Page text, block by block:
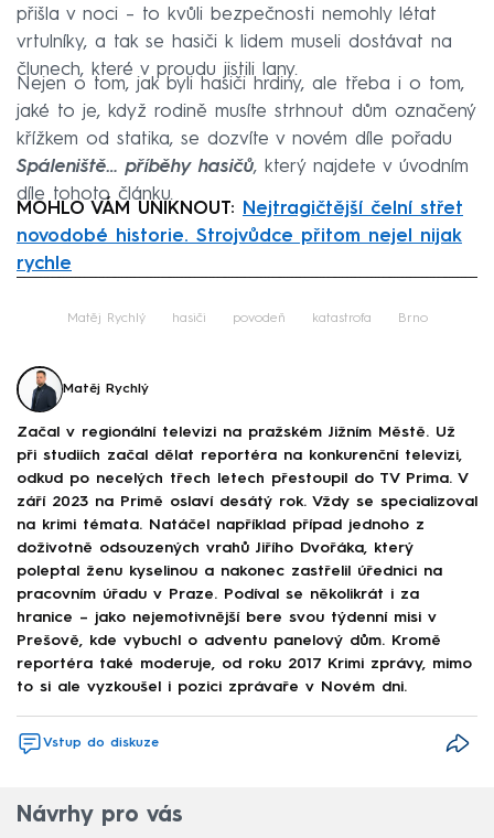
přišla v noci – to kvůli bezpečnosti nemohly létat
vrtulníky, a tak se hasiči k lidem museli dostávat na
člunech, které v proudu jistili lany.
Nejen o tom, jak byli hasiči hrdiny, ale třeba i o tom,
jaké to je, když rodině musíte strhnout dům označený
křížkem od statika, se dozvíte v novém díle pořadu
Spáleniště… příběhy hasičů, který najdete v úvodním
díle tohoto článku.
MOHLO VÁM UNIKNOUT:
Nejtragičtější čelní střet
novodobé historie. Strojvůdce přitom nejel nijak
rychle
Matěj Rychlý hasiči povodeň katastrofa Brno
Matěj Rychlý
Začal v regionální televizi na pražském Jižním Městě. Už
při studiích začal dělat reportéra na konkurenční televizi,
odkud po necelých třech letech přestoupil do TV Prima. V
září 2023 na Primě oslaví desátý rok. Vždy se specializoval
na krimi témata. Natáčel například případ jednoho z
doživotně odsouzených vrahů Jiřího Dvořáka, který
poleptal ženu kyselinou a nakonec zastřelil úřednici na
pracovním úřadu v Praze. Podíval se několikrát i za
hranice – jako nejemotivnější bere svou týdenní misi v
Prešově, kde vybuchl o adventu panelový dům. Kromě
reportéra také moderuje, od roku 2017 Krimi zprávy, mimo
to si ale vyzkoušel i pozici zprávaře v Novém dni.
Vstup do diskuze
Návrhy pro vás